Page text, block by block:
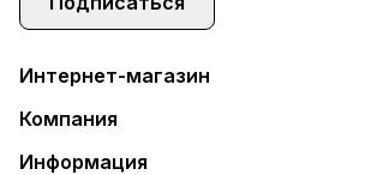
Интернет-магазин
Компания
Информация